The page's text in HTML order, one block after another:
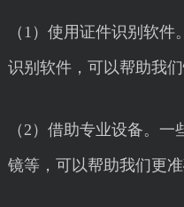
（1）使用证件识别软
识别软件，可以帮助我
（2）借助专业设备。
镜等，可以帮助我们更准